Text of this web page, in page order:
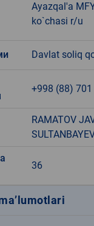
Ayazqal'a
ko`chasi r/u
Davlat soliq
+998 (88)
RAMATOV
36